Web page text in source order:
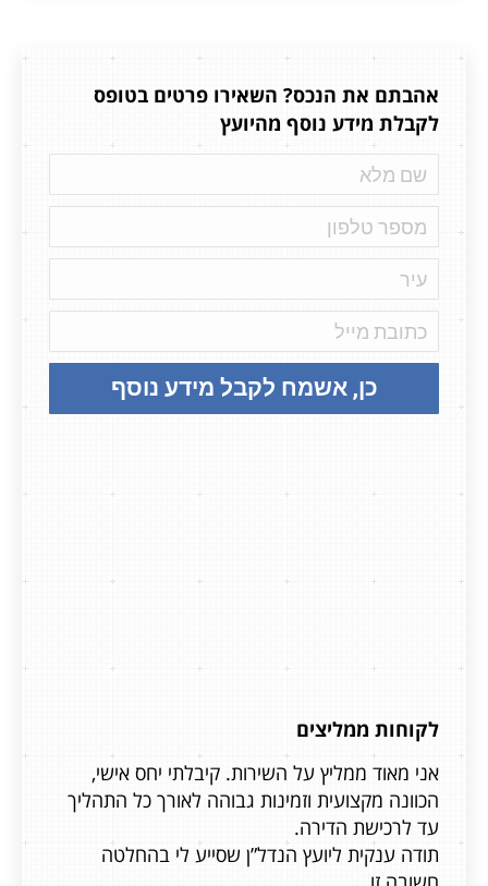
אהבתם את הנכס? השאירו פרטים בטופס
לקבלת מידע נוסף מהיועץ
לקוחות ממליצים
אני מאוד ממליץ על השירות. קיבלתי יחס אישי,
הכוונה מקצועית וזמינות גבוהה לאורך כל התהליך
עד לרכישת הדירה.
תודה ענקית ליועץ הנדל”ן שסייע לי בהחלטה